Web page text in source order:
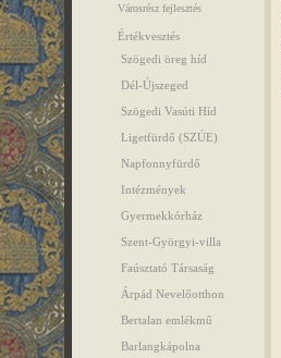
Városrész fejlesztés
Értékvesztés
Szögedi öreg híd
Dél-Újszeged
Szögedi Vasúti Híd
Ligetfürdő (SZÚE)
Napfonnyfürdő
Intézmények
Gyermekkórház
Szent-Györgyi-villa
Faúsztató Társaság
Árpád Nevelőotthon
Bertalan emlékmű
Barlangkápolna